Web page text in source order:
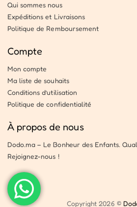
Qui sommes nous
Expéditions et Livraisons
Politique de Remboursement
Compte
Mon compte
Ma liste de souhaits
Conditions d’utilisation
Politique de confidentialité
À propos de nous
Dodo.ma – Le Bonheur des Enfants.
Rejoignez-nous !
Copyright 2026 ©